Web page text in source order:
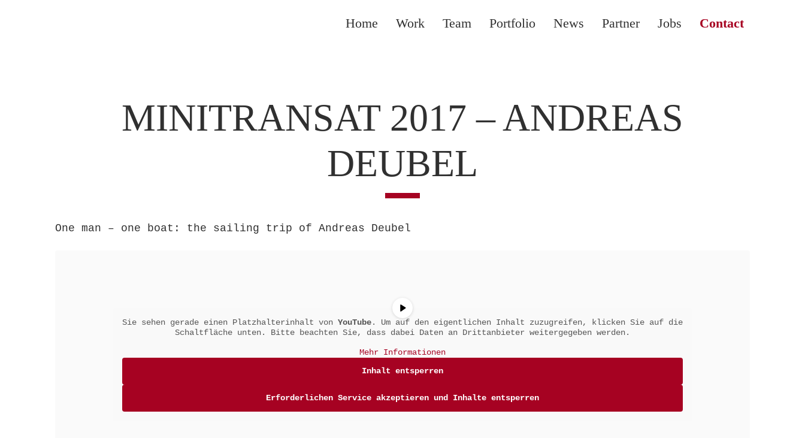
Home Work Team Portfolio News Partner Jobs Contact
MINITRANSAT 2017 – ANDREAS
DEUBEL
One man – one boat: the sailing trip of Andreas Deubel
Sie sehen gerade einen Platzhalterinhalt von YouTube. Um auf den eigentlichen Inhalt zuzugreifen, klicken Sie auf die
Schaltfläche unten. Bitte beachten Sie, dass dabei Daten an Drittanbieter weitergegeben werden.
Mehr Informationen
Inhalt entsperren
Erforderlichen Service akzeptieren und Inhalte entsperren